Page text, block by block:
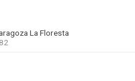
La Floresta